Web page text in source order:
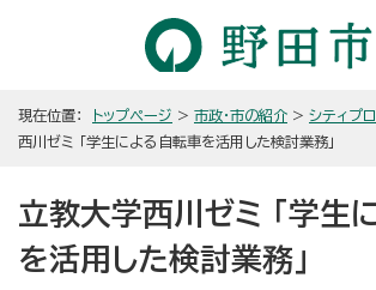
現在位置： トップページ > 市政・市の紹介 > シティプ
西川ゼミ 「学生による自転車を活用した検討業務」
立教大学西川ゼミ 「学生
を活用した検討業務」